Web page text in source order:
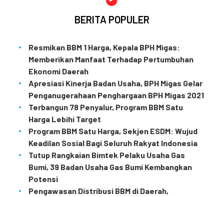
BERITA POPULER
Resmikan BBM 1 Harga, Kepala BPH Migas:
Memberikan Manfaat Terhadap Pertumbuhan
Ekonomi Daerah
Apresiasi Kinerja Badan Usaha, BPH Migas Gelar
Penganugerahaan Penghargaan BPH Migas 2021
Terbangun 78 Penyalur, Program BBM Satu
Harga Lebihi Target
Program BBM Satu Harga, Sekjen ESDM: Wujud
Keadilan Sosial Bagi Seluruh Rakyat Indonesia
Tutup Rangkaian Bimtek Pelaku Usaha Gas
Bumi, 39 Badan Usaha Gas Bumi Kembangkan
Potensi
Pengawasan Distribusi BBM di Daerah,